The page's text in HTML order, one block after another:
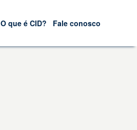
O que é CID? Fale conosco